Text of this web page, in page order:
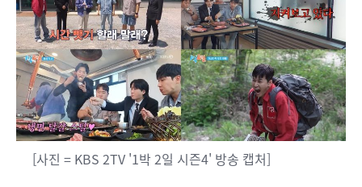
[사진 = KBS 2TV '1박 2일 시즌4' 방송 캡처]